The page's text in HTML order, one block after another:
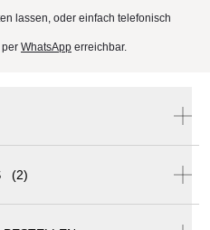
lassen, oder einfach telefonisch
WhatsApp erreichbar.
(2)